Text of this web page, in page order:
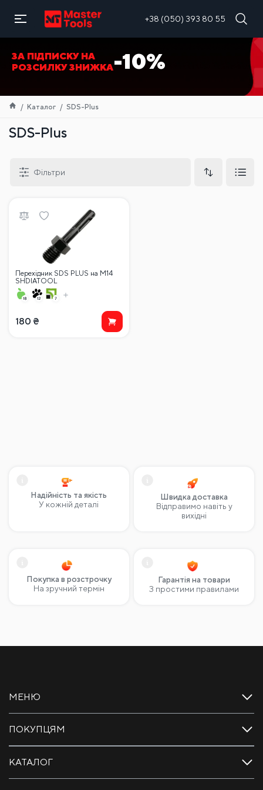
+38 (050) 393 80 55
UA
ЗА ПІДПИСКУ НА
РОЗСИЛКУ ЗНИЖКА-10%
Каталог SDS-Plus
SDS-Plus
Фільтри
Перехідник SDS PLUS на M14
SHDIATOOL
180 ₴
Надійність та якість
У кожній деталі
Швидка доставка
Відправимо навіть у
вихідні
Покупка в розстрочку
На зручний термін
Гарантія на товари
З простими правилами
КАТАЛОГ
ПОКУПЦЯМ
МЕНЮ